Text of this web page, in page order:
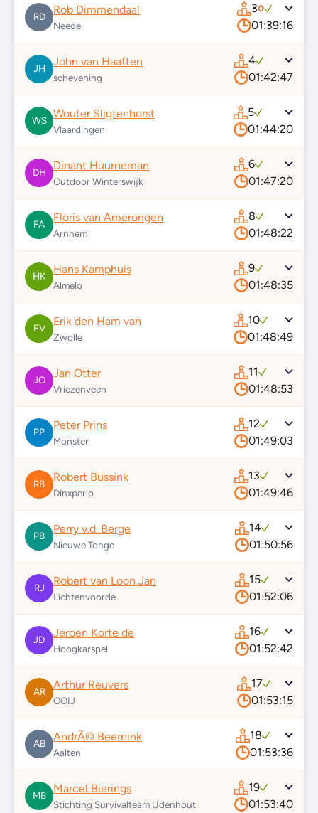
RD
Rob Dimmendaal
Neede
3
01:39:16
JH
John van Haaften
schevening
4
01:42:47
WS
Wouter Sligtenhorst
Vlaardingen
5
01:44:20
DH
Dinant Huurneman
Outdoor Winterswijk
6
01:47:20
FA
Floris van Amerongen
Arnhem
8
01:48:22
HK
Hans Kamphuis
Almelo
9
01:48:35
EV
Erik den Ham van
Zwolle
10
01:48:49
JO
Jan Otter
Vriezenveen
11
01:48:53
PP
Peter Prins
Monster
12
01:49:03
RB
Robert Bussink
Dinxperlo
13
01:49:46
PB
Perry v.d. Berge
Nieuwe Tonge
14
01:50:56
RJ
Robert van Loon Jan
Lichtenvoorde
15
01:52:06
JD
Jeroen Korte de
Hoogkarspel
16
01:52:42
AR
Arthur Reuvers
OOIJ
17
01:53:15
AB
AndrÃ© Beernink
Aalten
18
01:53:36
MB
Marcel Bierings
Stichting Survivalteam Udenhout
19
01:53:40